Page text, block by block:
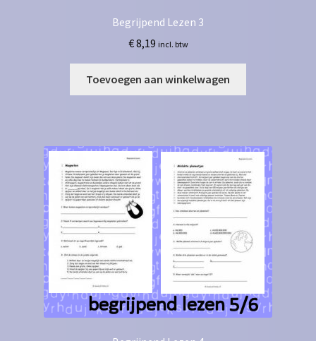
Begrijpend Lezen 3
€8,19 incl. btw
Toevoegen aan winkelwagen